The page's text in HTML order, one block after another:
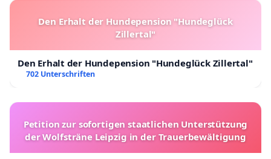
Den Erhalt der Hundepension "Hundeglück
Zillertal"
Den Erhalt der Hundepension "Hundeglück Zillertal"
702 Unterschriften
Petition zur sofortigen staatlichen Unterstützung
der Wolfsträne Leipzig in der Trauerbewältigung